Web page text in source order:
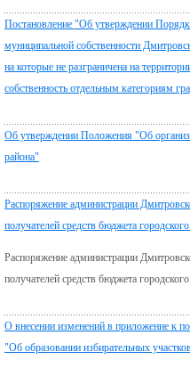
Постановление "Об утверждении
муниципальной собственности
на которые не разграничена на
собственность отдельным категориям
Об утверждении Положения "Об
района"
Распоряжение администрации
получателей средств бюджета
Распоряжение администрации
получателей средств бюджета
О внесении изменений в приложение к
"Об образовании избирательных